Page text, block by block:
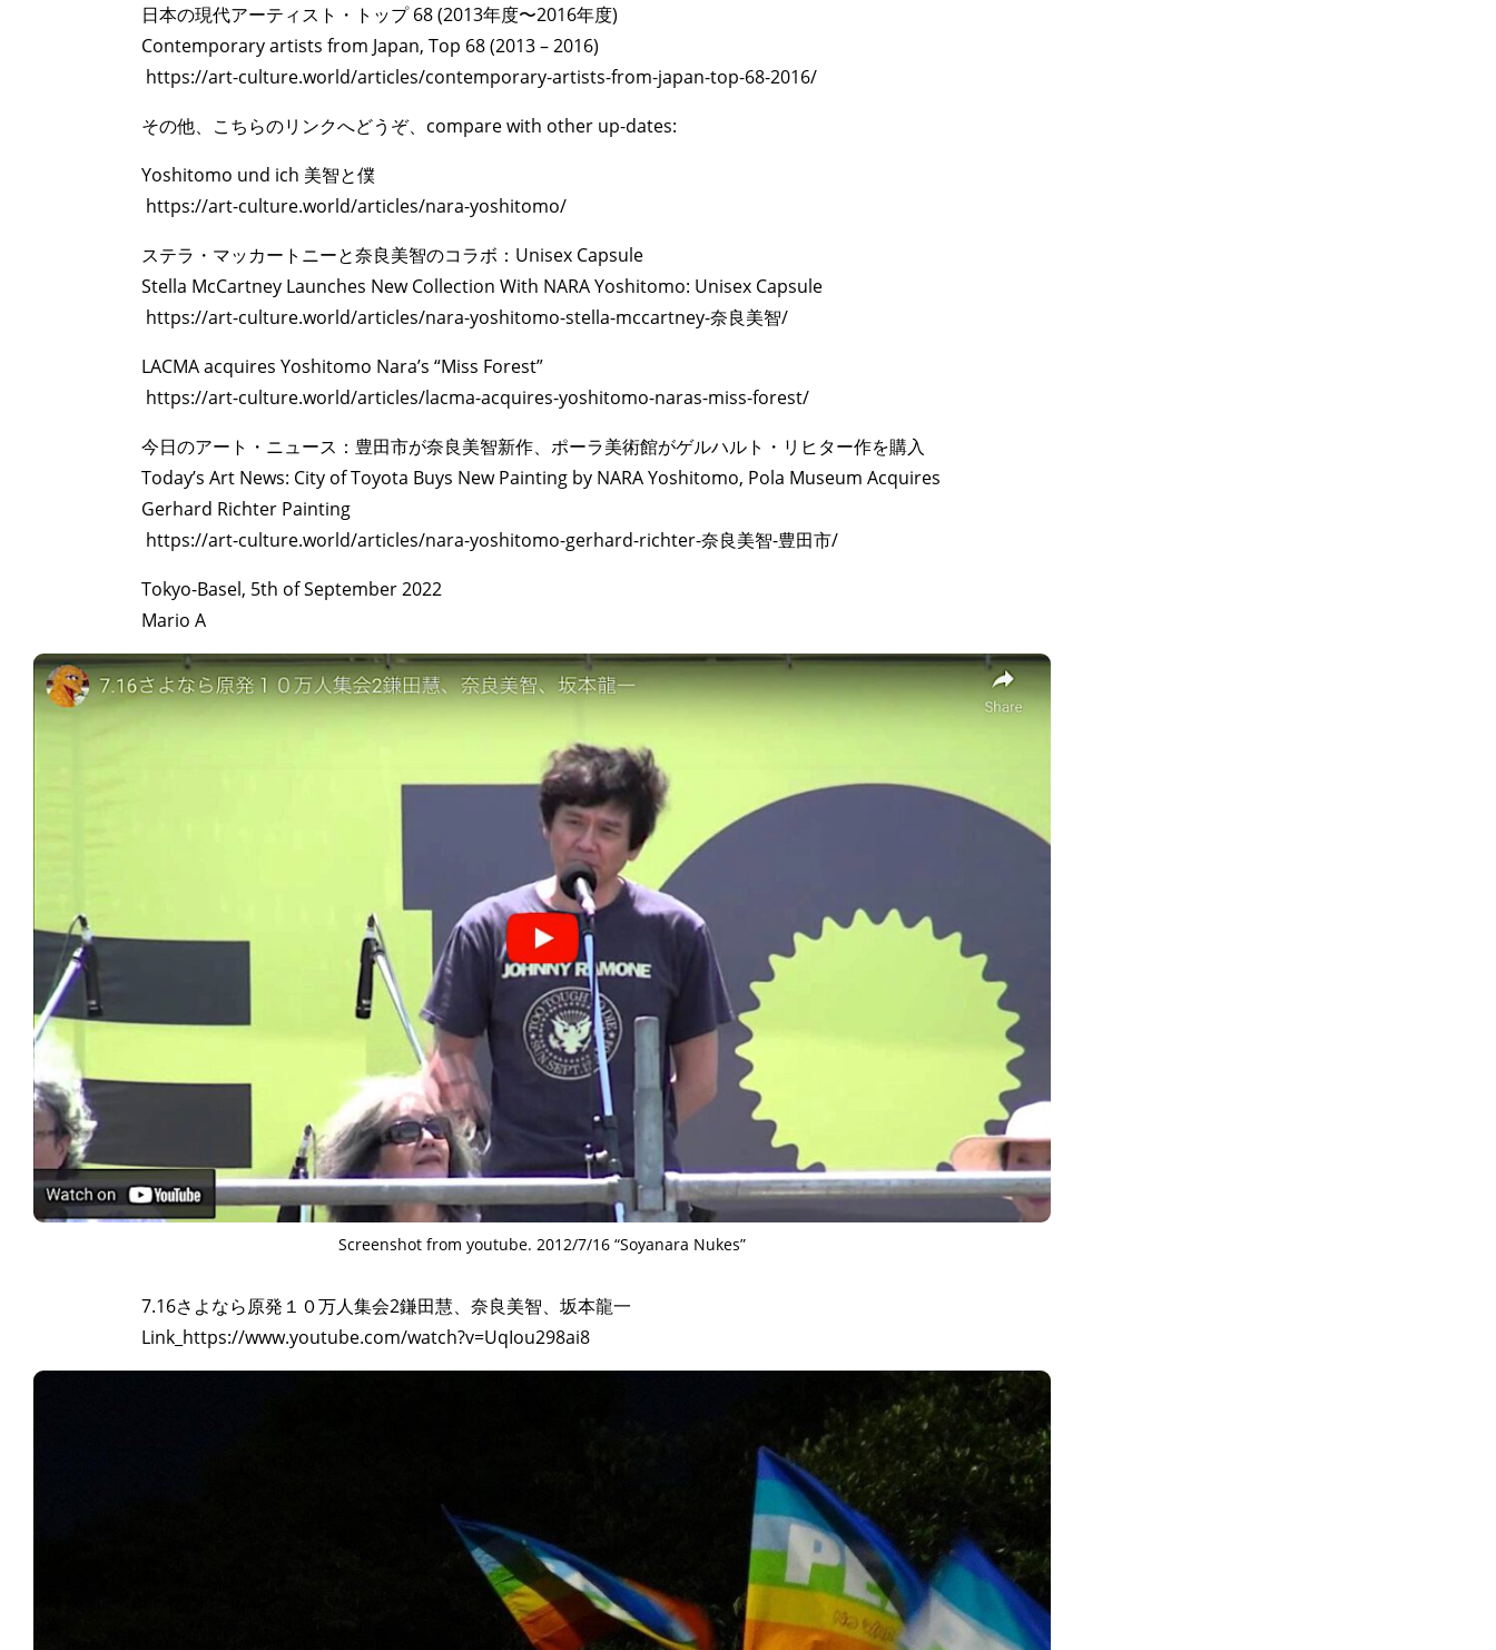
日本の現代アーティスト・トップ 68 (2013年度〜2016年度)
Contemporary artists from Japan, Top 68 (2013 – 2016)
https://art-culture.world/articles/contemporary-artists-from-japan-top-68-2016/
その他、こちらのリンクへどうぞ、compare with other up-dates:
Yoshitomo und ich 美智と僕
https://art-culture.world/articles/nara-yoshitomo/
ステラ・マッカートニーと奈良美智のコラボ：Unisex Capsule
Stella McCartney Launches New Collection With NARA Yoshitomo: Unisex Capsule
https://art-culture.world/articles/nara-yoshitomo-stella-mccartney-奈良美智/
LACMA acquires Yoshitomo Nara’s “Miss Forest”
https://art-culture.world/articles/lacma-acquires-yoshitomo-naras-miss-forest/
今日のアート・ニュース：豊田市が奈良美智新作、ポーラ美術館がゲルハルト・リヒター作を購入
Today’s Art News: City of Toyota Buys New Painting by NARA Yoshitomo, Pola Museum Acquires
Gerhard Richter Painting
https://art-culture.world/articles/nara-yoshitomo-gerhard-richter-奈良美智-豊田市/
Tokyo-Basel, 5th of September 2022
Mario A
Screenshot from youtube. 2012/7/16 “Soyanara Nukes”
7.16さよなら原発１０万人集会2鎌田慧、奈良美智、坂本龍一
Link_https://www.youtube.com/watch?v=UqIou298ai8